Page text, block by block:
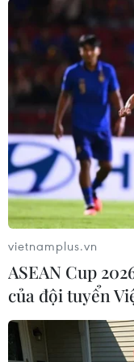
được nhập về,
của chính
dẫn tới sự lộn
toàn./.
vietnamplus.vn
ASEAN Cup
của đội tuyển